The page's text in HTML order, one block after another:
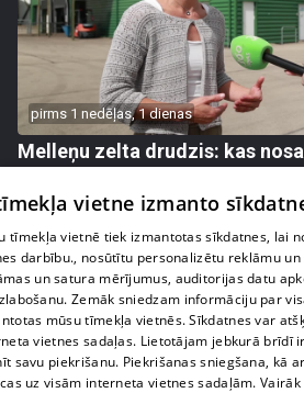
pirms 1 nedēļas, 1 dienas
Melleņu zelta drudzis: kas
409. epizodevietne izmanto
tīmekļa vietnē tiek izmantotas sīkdatnes, lai
darbību., nosūtītu personalizētu reklāmu
un satura mērījumus, auditorijas datu
Zemāk sniedzam informāciju par
mūsu tīmekļa vietnēs. Sīkdatnes var
vietnes sadaļas. Lietotājam jebkurā brīdī
savu piekrišanu. Piekrišanas sniegšana, kā
uz visām interneta vietnes sadaļām.